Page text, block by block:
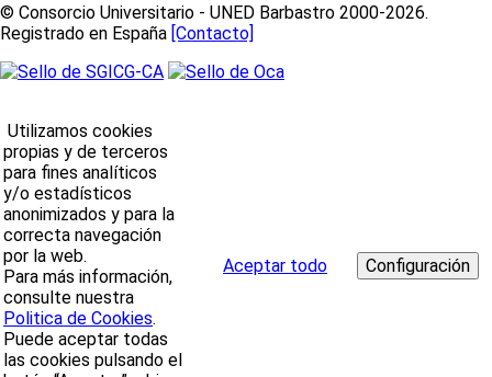
© Consorcio Universitario - UNED Barbastro 2000-2026.
Registrado en España [Contacto]
Utilizamos cookies
propias y de terceros
para fines analíticos
y/o estadísticos
anonimizados y para la
correcta navegación
por la web.
Para más información,
consulte nuestra
Politica de Cookies.
Puede aceptar todas
las cookies pulsando el
Aceptar todo